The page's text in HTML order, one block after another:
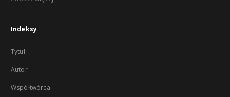
Indeksy
Tytuł
Autor
Współtwórca